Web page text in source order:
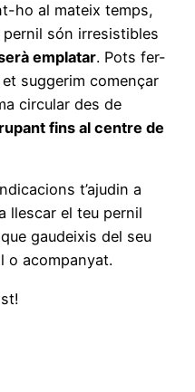
ho al mateix temps,
pernil són irresistibles
emplatar. Pots fer-
suggerim començar
circular des de
fins al centre de
t’ajudin a
llescar el teu pernil
gaudeixis del seu
o acompanyat.